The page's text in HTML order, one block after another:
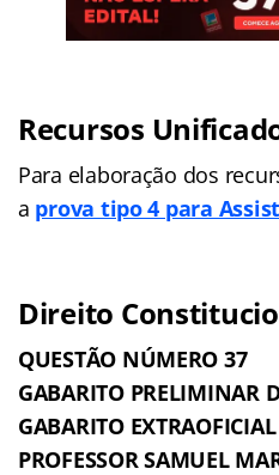
Recursos
Para elaboração dos
a prova tipo 4 para
Direito
QUESTÃO NÚMERO 37
GABARITO PRELIMINAR
GABARITO
PROFESSOR SAMUEL